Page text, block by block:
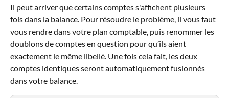
Il peut arriver que certains comptes s'affichent plusieurs
fois dans la balance. Pour résoudre le problème, il vous faut
vous rendre dans votre plan comptable, puis renommer les
doublons de comptes en question pour qu’ils aient
exactement le même libellé. Une fois cela fait, les deux
comptes identiques seront automatiquement fusionnés
dans votre balance.